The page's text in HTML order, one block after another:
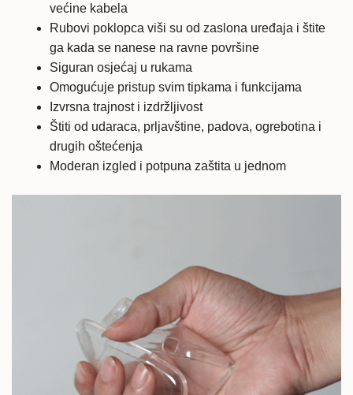
većine kabela
Rubovi poklopca viši su od zaslona uređaja i štite
ga kada se nanese na ravne površine
Siguran osjećaj u rukama
Omogućuje pristup svim tipkama i funkcijama
Izvrsna trajnost i izdržljivost
Štiti od udaraca, prljavštine, padova, ogrebotina i
drugih oštećenja
Moderan izgled i potpuna zaštita u jednom